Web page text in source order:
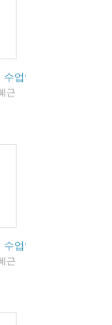
du cours
업안내 / 01 octobre
근
du cours
업안내 / 12
근